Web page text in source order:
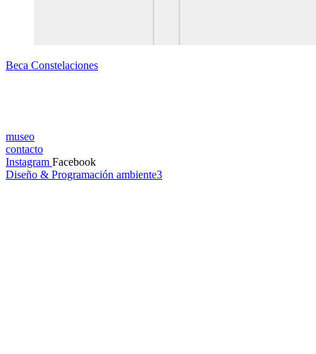
Beca Constelaciones
museo
contacto
Instagram Facebook
Diseño & Programación ambiente3